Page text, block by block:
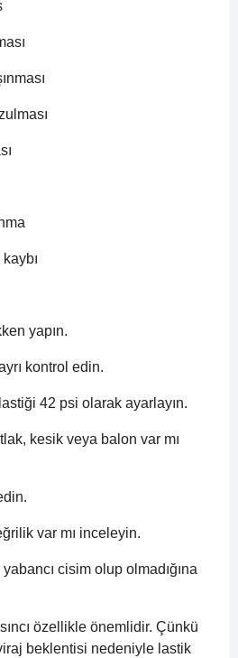
yapın.
kontrol edin.
42 psi olarak ayarlayın.
kesik veya balon var mı
var mı inceleyin.
cisim olup olmadığına
özellikle önemlidir. Çünkü
beklentisi nedeniyle lastik